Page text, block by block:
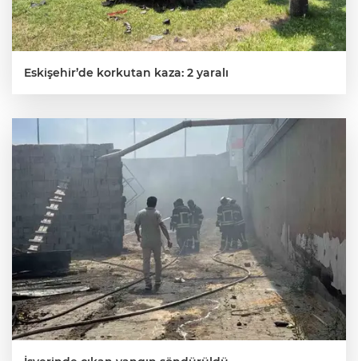
Eskişehir’de korkutan kaza: 2 yaralı